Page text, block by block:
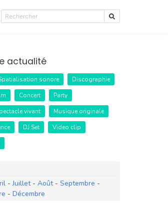
actualité
sonore
Discographie
Concert
Party
vivant
Musique originale
DJ Set
Video clip
-Juillet- Août- Septembre -
- Décembre